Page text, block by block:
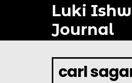
Luki
Journal
carl